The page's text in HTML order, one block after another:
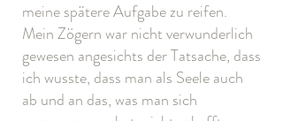
meine spätere Aufgabe zu reifen.
Mein Zögern war nicht verwunderlich
gewesen angesichts der Tatsache, dass
ich wusste, dass man als Seele auch
ab und an das, was man sich